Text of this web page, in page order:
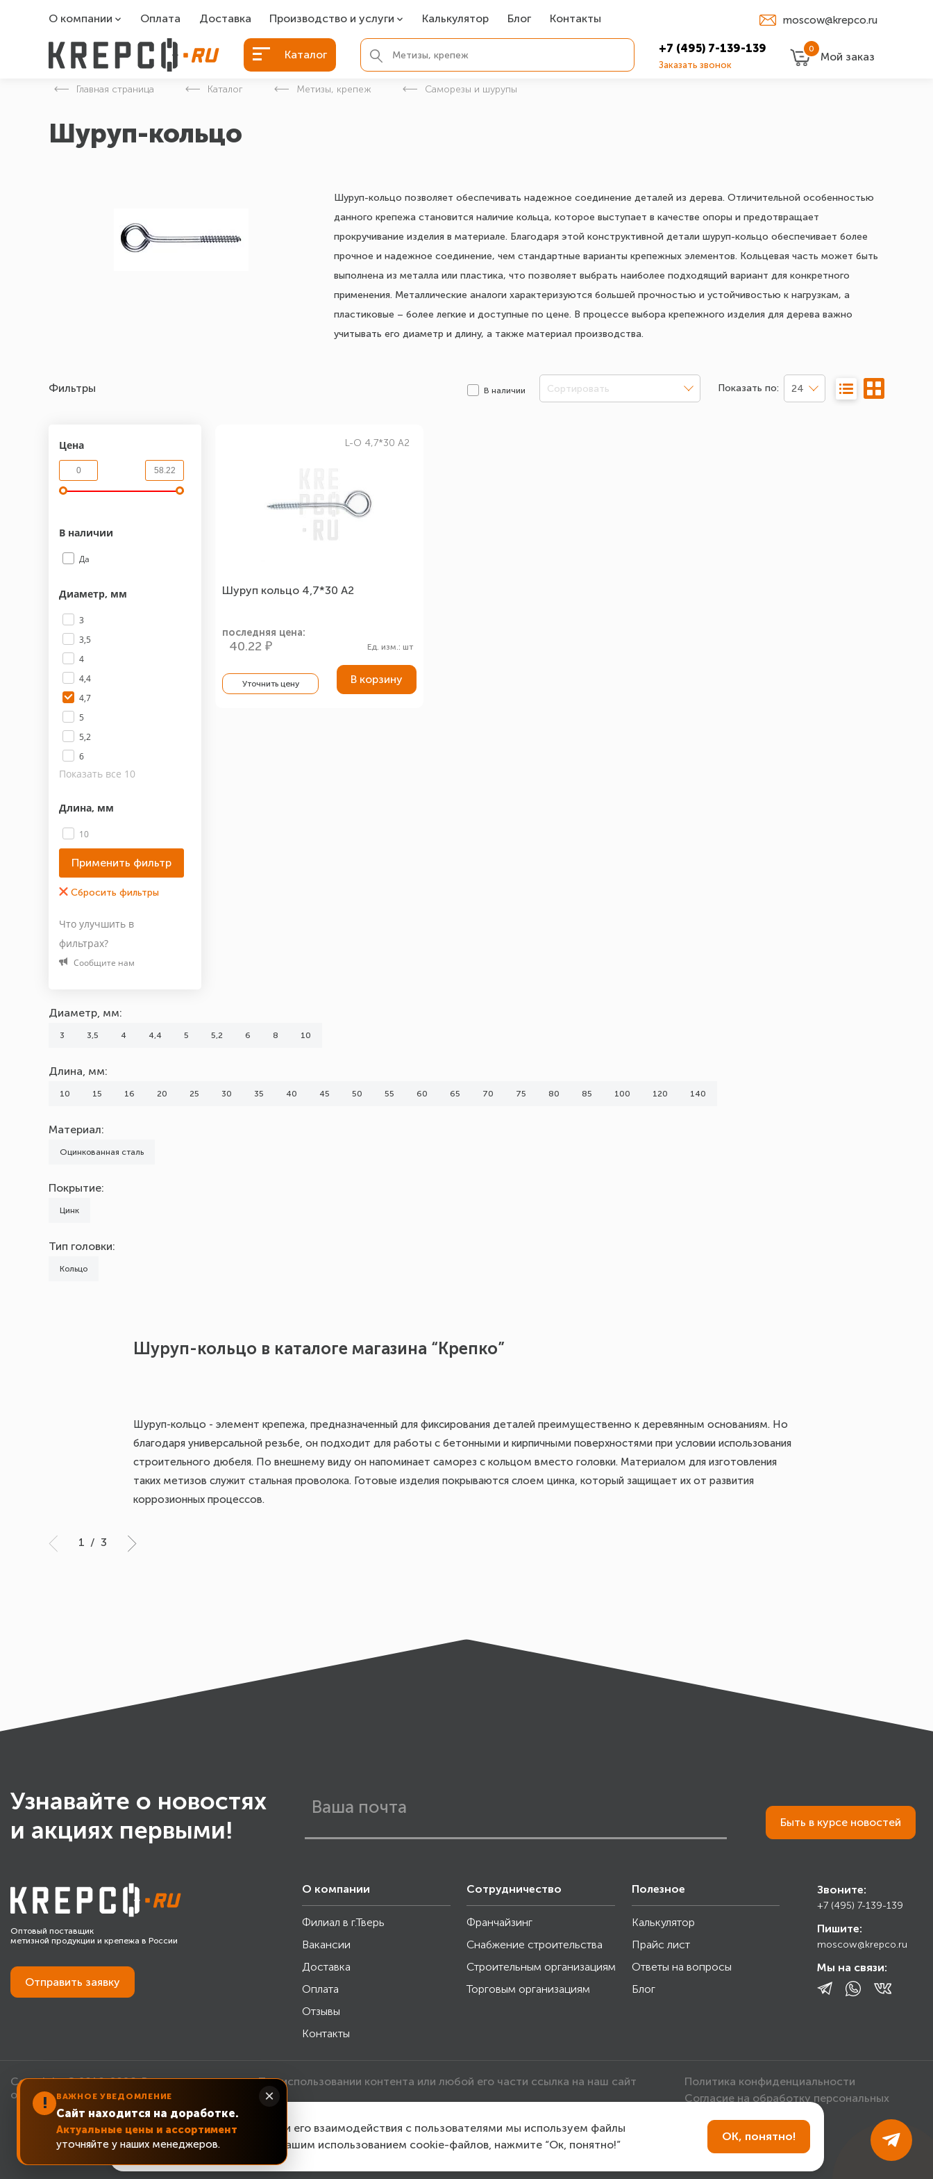
О компании
О компании
Оплата Доставка Производство и услуги
Болты БСР
Болты для фундамента
Калькулятор Блог Контакты moscow@krepco.ru
Каталог +7 (495) 7-139-139
Заказать звонок
0
Мой заказ
Главная страница Каталог Метизы, крепеж Саморезы и шурупы
Шуруп-кольцо
Шуруп-кольцо позволяет обеспечивать надежное соединение деталей из дерева. Отличительной особенностью
данного крепежа становится наличие кольца, которое выступает в качестве опоры и предотвращает
прокручивание изделия в материале. Благодаря этой конструктивной детали шуруп-кольцо обеспечивает более
прочное и надежное соединение, чем стандартные варианты крепежных элементов. Кольцевая часть может быть
выполнена из металла или пластика, что позволяет выбрать наиболее подходящий вариант для конкретного
применения. Металлические аналоги характеризуются большей прочностью и устойчивостью к нагрузкам, а
пластиковые – более легкие и доступные по цене. В процессе выбора крепежного изделия для дерева важно
учитывать его диаметр и длину, а также материал производства.
Фильтры В наличии Сортировать Показать по: 24
Цена
В наличии
Да
Диаметр, мм
3
3,5
4
4,4
4,7
5
5,2
6
Показать все 10
Длина, мм
10
20
30
35
Материал
Покрытие
Марка (Бренд)
Тип головки
Что улучшить в
фильтрах?
Сообщите нам
Шуруп кольцо 4,7*30 А2
L-O 4,7*30 А2
последняя цена:
40.22 ₽ Ед. изм.: шт
Уточнить цену В корзину
Диаметр, мм:
3 3,5 4 4,4 5 5,2 6 8 10
Длина, мм:
10 15 16 20 25 30 35 40 45 50 55 60 65 70 75 80 85 100 120 140
Материал:
Оцинкованная сталь
Покрытие:
Цинк
Тип головки:
Кольцо
Шуруп-кольцо в каталоге магазина “Крепко”
Шуруп-кольцо - элемент крепежа, предназначенный для фиксирования деталей преимущественно к деревянным основаниям. Но
благодаря универсальной резьбе, он подходит для работы с бетонными и кирпичными поверхностями при условии использования
строительного дюбеля. По внешнему виду он напоминает саморез с кольцом вместо головки. Материалом для изготовления
таких метизов служит стальная проволока. Готовые изделия покрываются слоем цинка, который защищает их от развития
коррозионных процессов.
1 / 3
Узнавайте о новостях
и акциях первыми!
Быть в курсе новостей
Оптовый поставщик
метизной продукции и крепежа в России
Отправить заявку
О компании
Филиал в г.Тверь
Вакансии
Доставка
Оплата
Отзывы
Контакты
Сотрудничество
Франчайзинг
Снабжение строительства
Строительным организациям
Торговым организациям
Полезное
Калькулятор
Прайс лист
Ответы на вопросы
Блог
Звоните:
+7 (495) 7-139-139
Пишите:
moscow@krepco.ru
Мы на связи:
Copyright © 2010-2026. Все права защищены. При использовании контента или любой его части ссылка на наш сайт
обязательна.
Политика конфиденциальности
Согласие на обработку персональных
! ВАЖНОЕ УВЕДОМЛЕНИЕ
Сайт находится на доработке.
Актуальные цены и ассортимент
уточняйте у наших менеджеров.
×
Для улучшения работы сайта и его взаимодействия с пользователями мы используем файлы
cookie. Чтобы согласиться с нашим использованием cookie-файлов, нажмите “Ок, понятно!”
ОК, понятно!